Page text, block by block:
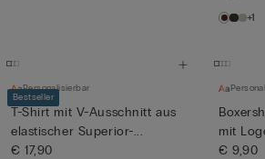
+1
Bestseller
Personalisierbar
T-Shirt mit V-Ausschnitt aus
elastischer Superior-...
€ 17,90
mit
€ 9,90